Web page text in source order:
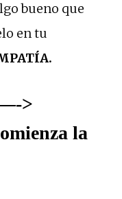
bueno que
en tu
>
la